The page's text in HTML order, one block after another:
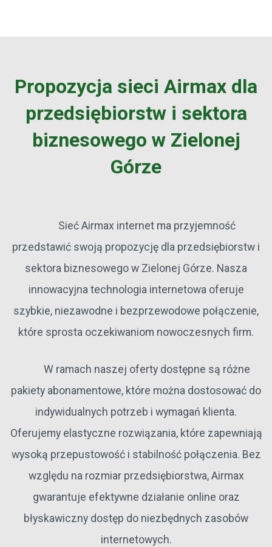
Propozycja sieci Airmax dla
przedsiębiorstw i sektora
biznesowego w Zielonej
Górze
Sieć Airmax internet ma przyjemność
przedstawić swoją propozycję dla przedsiębiorstw i
sektora biznesowego w Zielonej Górze. Nasza
innowacyjna technologia internetowa oferuje
szybkie, niezawodne i bezprzewodowe połączenie,
które sprosta oczekiwaniom nowoczesnych firm.
W ramach naszej oferty dostępne są różne
pakiety abonamentowe, które można dostosować do
indywidualnych potrzeb i wymagań klienta.
Oferujemy elastyczne rozwiązania, które zapewniają
wysoką przepustowość i stabilność połączenia. Bez
względu na rozmiar przedsiębiorstwa, Airmax
gwarantuje efektywne działanie online oraz
błyskawiczny dostęp do niezbędnych zasobów
internetowych.